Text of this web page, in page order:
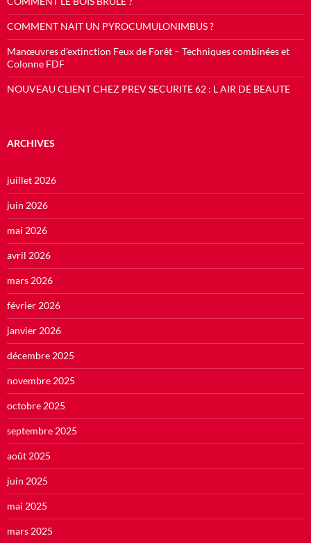
COMMENT NAIT UN PYROCUMULONIMBUS ?
Manœuvres d’extinction Feux de Forêt – Techniques combinées et
Colonne FDF
NOUVEAU CLIENT CHEZ PREV SECURITE 62 : L AIR DE BEAUTE
ARCHIVES
juillet 2026
juin 2026
mai 2026
avril 2026
mars 2026
février 2026
janvier 2026
décembre 2025
novembre 2025
octobre 2025
septembre 2025
août 2025
juin 2025
mai 2025
mars 2025